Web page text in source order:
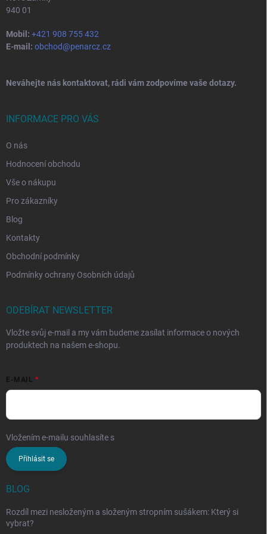
940 01
Mobil: +421 908 755 432
E-mail: obchod@penarcz.cz
Neváhejte nás kontaktovat, rádi vám zodpovíme vaše dotazy.
INFORMACE PRO VÁS
O nás
Hodnocení obchodu
Vše o nákupu
Pro zákazníky
Blog
Kontakty
Obchodní podmínky
Podmínky ochrany Osobních údajů
ODEBÍRAT NEWSLETTER
Vložte svůj e-mail a my vám budeme zasílat informace o nových
produktech na našem e-shopu.
E-MAIL
Vložením e-mailu souhlasíte s
Přihlásit se
BLOG
Rozdíl mezi nesloženým a složeným stropním sušákem: Který si
vybrat?